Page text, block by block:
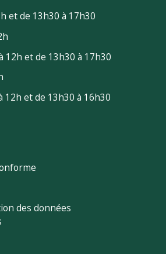
et de 13h30 à 17h30
12h et de 13h30 à 17h30
12h et de 13h30 à 16h30
des données